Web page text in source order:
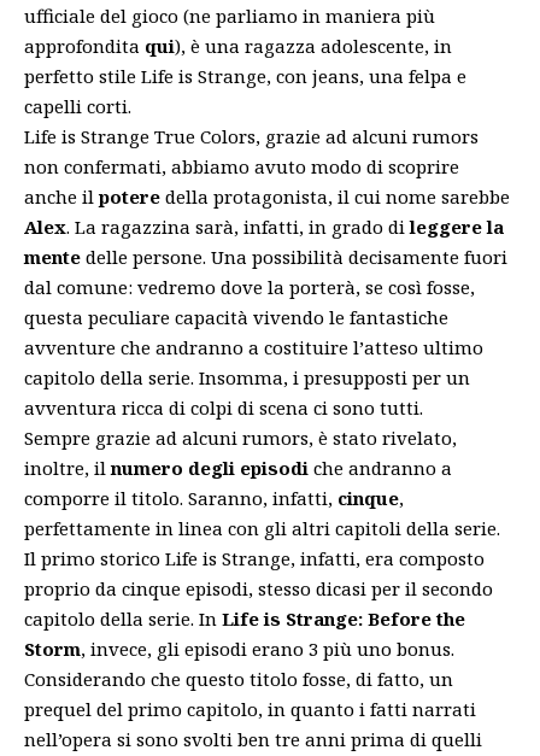
ufficiale del gioco (ne parliamo in maniera più
approfondita qui), è una ragazza adolescente, in
perfetto stile Life is Strange, con jeans, una felpa e
capelli corti.
Life is Strange True Colors, grazie ad alcuni rumors
non confermati, abbiamo avuto modo di scoprire
anche ilpotere della protagonista, il cui nome sarebbe
Alex. La ragazzina sarà, infatti, in grado dileggere la
mente delle persone. Una possibilità decisamente fuori
dal comune: vedremo dove la porterà, se così fosse,
questa peculiare capacità vivendo le fantastiche
avventure che andranno a costituire l’atteso ultimo
capitolo della serie. Insomma, i presupposti per un
avventura ricca di colpi di scena ci sono tutti.
Sempre grazie ad alcuni rumors, è stato rivelato,
inoltre, ilnumero degli episodi che andranno a
comporre il titolo. Saranno, infatti, cinque,
perfettamente in linea con gli altri capitoli della serie.
Il primo storico Life is Strange, infatti, era composto
proprio da cinque episodi, stesso dicasi per il secondo
capitolo della serie. In Life is Strange: Before the
Storm, invece, gli episodi erano 3 più uno bonus.
Considerando che questo titolo fosse, di fatto, un
prequel del primo capitolo, in quanto i fatti narrati
nell’opera si sono svolti ben tre anni prima di quelli